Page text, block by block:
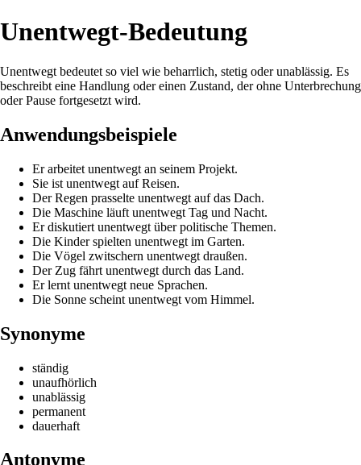
Unentwegt-Bedeutung
Unentwegt bedeutet so viel wie beharrlich, stetig oder unablässig. Es
beschreibt eine Handlung oder einen Zustand, der ohne Unterbrechung
oder Pause fortgesetzt wird.
Anwendungsbeispiele
Er arbeitet unentwegt an seinem Projekt.
Sie ist unentwegt auf Reisen.
Der Regen prasselte unentwegt auf das Dach.
Die Maschine läuft unentwegt Tag und Nacht.
Er diskutiert unentwegt über politische Themen.
Die Kinder spielten unentwegt im Garten.
Die Vögel zwitschern unentwegt draußen.
Der Zug fährt unentwegt durch das Land.
Er lernt unentwegt neue Sprachen.
Die Sonne scheint unentwegt vom Himmel.
Synonyme
ständig
unaufhörlich
unablässig
permanent
dauerhaft
Antonyme